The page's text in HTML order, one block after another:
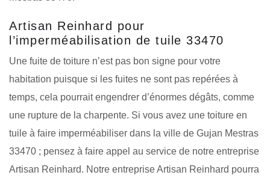
Artisan Reinhard pour
l’imperméabilisation de tuile 33470
Une fuite de toiture n’est pas bon signe pour votre
habitation puisque si les fuites ne sont pas repérées à
temps, cela pourrait engendrer d’énormes dégâts, comme
une rupture de la charpente. Si vous avez une toiture en
tuile à faire imperméabiliser dans la ville de Gujan Mestras
33470 ; pensez à faire appel au service de notre entreprise
Artisan Reinhard. Notre entreprise Artisan Reinhard pourra